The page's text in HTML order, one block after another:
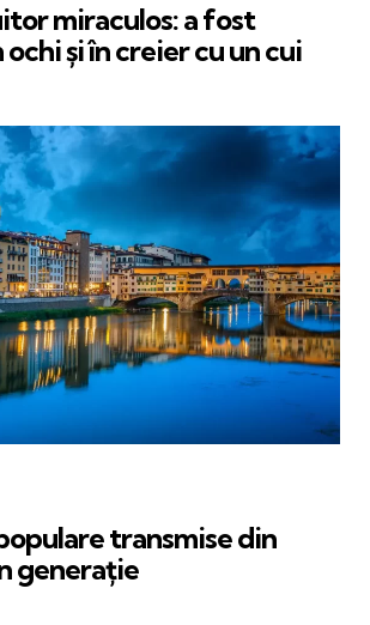
miraculos: a fost
și în creier cu un cui
transmise din
generație